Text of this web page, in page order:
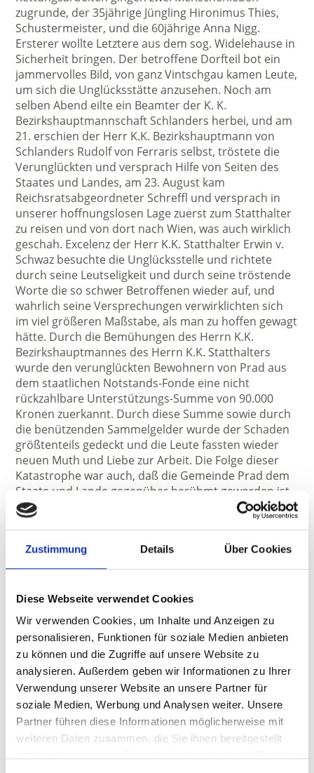
Zustimmung Details Über Cookies
Diese Webseite verwendet Cookies
Wir verwenden Cookies, um Inhalte und Anzeigen zu
personalisieren, Funktionen für soziale Medien anbieten
zu können und die Zugriffe auf unsere Website zu
analysieren. Außerdem geben wir Informationen zu Ihrer
Verwendung unserer Website an unsere Partner für
soziale Medien, Werbung und Analysen weiter. Unsere
Partner führen diese Informationen möglicherweise mit
weiteren Daten zusammen, die Sie ihnen bereitgestellt
zugrunde, der 35jährige Jüngling Hironimus Thies,
Schustermeister, und die 60jährige Anna Nigg.
Ersterer wollte Letztere aus dem sog. Widelehause in
Sicherheit bringen. Der betroffene Dorfteil bot ein
jammervolles Bild, von ganz Vintschgau kamen Leute,
um sich die Unglücksstätte anzusehen. Noch am
selben Abend eilte ein Beamter der K. K.
Bezirkshauptmannschaft Schlanders herbei, und am
21. erschien der Herr K.K. Bezirkshauptmann von
Schlanders Rudolf von Ferraris selbst, tröstete die
Verunglückten und versprach Hilfe von Seiten des
Staates und Landes, am 23. August kam
Reichsratsabgeordneter Schreffl und versprach in
unserer hoffnungslosen Lage zuerst zum Statthalter
zu reisen und von dort nach Wien, was auch wirklich
geschah. Excelenz der Herr K.K. Statthalter Erwin v.
Schwaz besuchte die Unglücksstelle und richtete
durch seine Leutseligkeit und durch seine tröstende
Worte die so schwer Betroffenen wieder auf, und
wahrlich seine Versprechungen verwirklichten sich
im viel größeren Maßstabe, als man zu hoffen gewagt
hätte. Durch die Bemühungen des Herrn K.K.
Bezirkshauptmannes des Herrn K.K. Statthalters
wurde den verunglückten Bewohnern von Prad aus
dem staatlichen Notstands-Fonde eine nicht
rückzahlbare Unterstützungs-Summe von 90.000
Kronen zuerkannt. Durch diese Summe sowie durch
die benützenden Sammelgelder wurde der Schaden
größtenteils gedeckt und die Leute fassten wieder
neuen Muth und Liebe zur Arbeit. Die Folge dieser
Katastrophe war auch, daß die Gemeinde Prad dem
Staate und Lande gegenüber berühmt geworden ist
und infolgedessen großen Nutzen zog. Es wurde
nicht bloß der Tschrinbach verbaut, sondern auch
1903 hat Staat und Land 166.000 Kronen zur
Verfügung – Verbauung des Tschrinbaches
Verbauung des Tschrinbaches in Aussicht gestellt.
Die in diesem Zusammenhang nach Prad
geflossenen Gelder bewirkten u. a. dass in der Folge
die „Tschrinmuar“ auch „Kronenmuar“ genannt
wurde.
Januar - Dezember
Empfohlene Jahreszeit